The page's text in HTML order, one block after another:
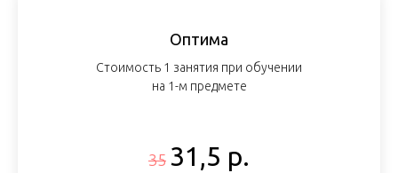
Оптима
Стоимость 1 занятия при обучении
на 1-м предмете
35 31,5 р.